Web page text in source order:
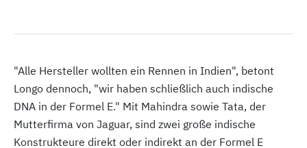
"Alle Hersteller wollten ein Rennen in Indien", betont
Longo dennoch, "wir haben schließlich auch indische
DNA in der Formel E." Mit Mahindra sowie Tata, der
Mutterfirma von Jaguar, sind zwei große indische
Konstrukteure direkt oder indirekt an der Formel E